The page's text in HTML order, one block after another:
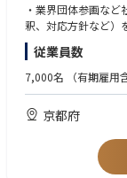
⑥顧客からの環境調
を進め／プロジェク
行い完遂する役割を
また①～③において
応方針決定のイニシ
専門性の高いスペ
進めていただけます
◆具体的な仕事内容
新法令に対する対
・業界団体参画な
釈、対応方針など）
・課や部などのマネ
◆必須条件【スキル
製品環境管理とは
する法規制（変化）
社内展開を通じて
一連の業務をいう。
・法令解釈および対
従業員数
7,000名 （有期雇用
京都府